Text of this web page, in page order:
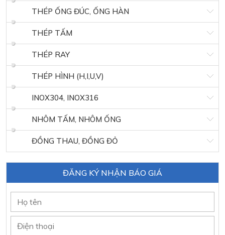
THÉP ỐNG ĐÚC, ỐNG HÀN
THÉP TẤM
THÉP RAY
THÉP HÌNH (H,I,U,V)
INOX304, INOX316
NHÔM TẤM, NHÔM ỐNG
ĐỒNG THAU, ĐỒNG ĐỎ
ĐĂNG KÝ NHẬN BÁO GIÁ